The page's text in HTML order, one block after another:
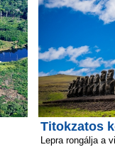
Titokzatos
Lepra rongálja a